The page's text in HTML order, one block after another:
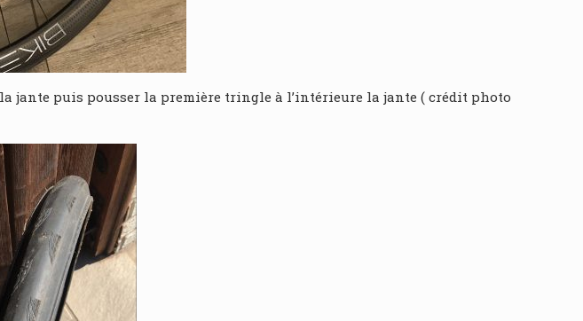
jante puis pousser la première tringle à l’intérieure la jante ( crédit photo